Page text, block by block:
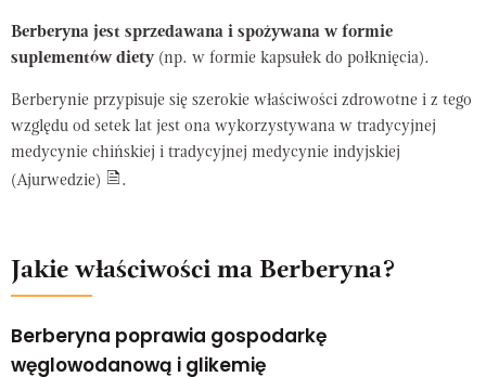
Berberyna jest sprzedawana i spożywana w formie
suplementów diety (np. w formie kapsułek do połknięcia).
Berberynie przypisuje się szerokie właściwości zdrowotne i z tego
względu od setek lat jest ona wykorzystywana w tradycyjnej
medycynie chińskiej i tradycyjnej medycynie indyjskiej
(Ajurwedzie)
.
Jakie właściwości ma Berberyna?
Berberyna poprawia gospodarkę
węglowodanową i glikemię